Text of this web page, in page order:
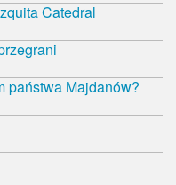
Catedral
państwa Majdanów?